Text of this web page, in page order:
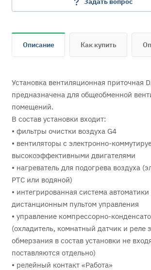
Описание Как купить
Установка вентиляционная приточная
предназначена для общеобменной
помещений.
В состав установки входит:
• фильтры очистки воздуха G4
• вентиляторы c электронно-
высокоэффективными двигателями
• нагреватель для подогрева воздуха
PTC или водяной)
• интегрированная система автоматики
дистанционным пультом управления
• управление компрессорно-
(охладитель, комнатный датчик и реле
обмерзания в состав установки не
поставляются отдельно)
• релейный контакт «Работа»